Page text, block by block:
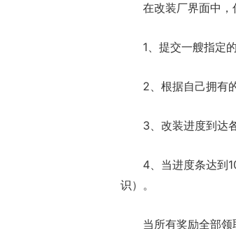
在改装厂界面中，
1、提交一艘指定
2、根据自己拥有
3、改装进度到达
4、当进度条达到
识）。
当所有奖励全部领